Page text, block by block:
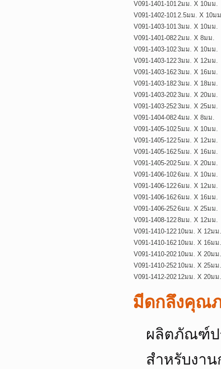
V091-1401-1012มม. X 10มม.
V091-1402-1012.5มม. X 10ม
V091-1403-1013มม. X 10มม.
V091-1401-0822มม. X 8มม.
V091-1403-1023มม. X 10มม.
V091-1403-1223มม. X 12มม.
V091-1403-1623มม. X 16มม.
V091-1403-1823มม. X 18มม.
V091-1403-2023มม. X 20มม.
V091-1403-2523มม. X 25มม.
V091-1404-0824มม. X 8มม.
V091-1405-1025มม. X 10มม.
V091-1405-1225มม. X 12มม.
V091-1405-1625มม. X 16มม.
V091-1405-2025มม. X 20มม.
V091-1406-1026มม. X 10มม.
V091-1406-1226มม. X 12มม.
V091-1406-1626มม. X 16มม.
V091-1406-2526มม. X 25มม.
V091-1408-1228มม. X 12มม.
V091-1410-122 10มม. X 12มม.
V091-1410-162 10มม. X 16มม.
V091-1410-202 10มม. X 20มม.
V091-1410-252 10มม. X 25มม.
V091-1412-202 12มม. X 20มม.
มีดกลึงคุณ
ผลิตภัณฑ์ป
สำหรับงาน